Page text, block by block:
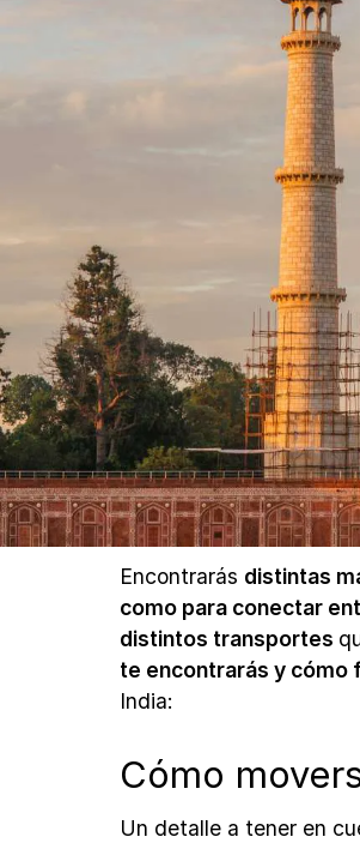
Encontrarás distintas
como para conectar
distintos transportes
te encontrarás y cómo
India:
Cómo
Un detalle a tener en